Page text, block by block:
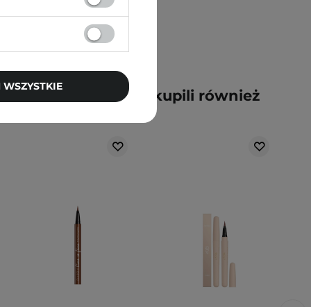
kupili ten produkt, kupili również